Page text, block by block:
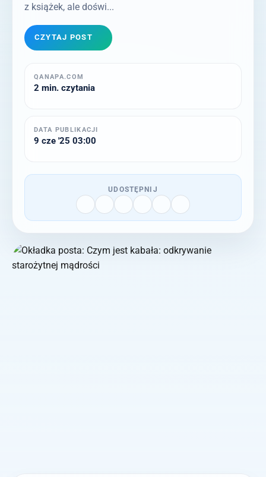
z książek, ale doświ...
CZYTAJ POST
QANAPA.COM
2 min. czytania
DATA PUBLIKACJI
9 cze '25 03:00
UDOSTĘPNIJ